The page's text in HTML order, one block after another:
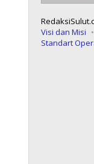
Visi dan Misi
Standart